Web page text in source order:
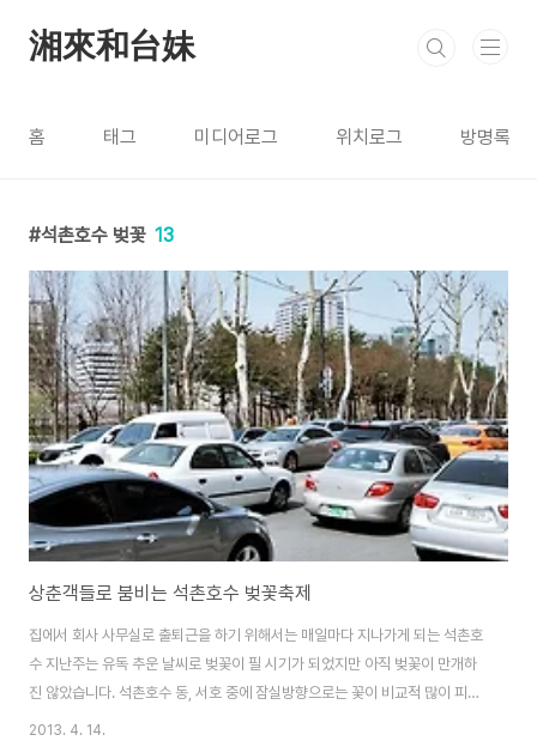
湘來和台妹
홈 태그 미디어로그 위치로그 방명록
석촌호수 벚꽃 13
상춘객들로 붐비는 석촌호수 벚꽃축제
집에서 회사 사무실로 출퇴근을 하기 위해서는 매일마다 지나가게 되는 석촌호
수 지난주는 유독 추운 날씨로 벚꽃이 필 시기가 되었지만 아직 벚꽃이 만개하
진 않았습니다. 석촌호수 동, 서호 중에 잠실방향으로는 꽃이 비교적 많이 피어
있지만 성남 방향으로는 아직 꽃을 피우지 못한채 꽃봉오리만 틔우고 있습니
2013. 4. 14.